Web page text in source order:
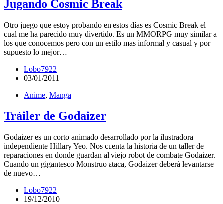
Jugando Cosmic Break
Otro juego que estoy probando en estos días es Cosmic Break el
cual me ha parecido muy divertido. Es un MMORPG muy similar a
los que conocemos pero con un estilo mas informal y casual y por
supuesto lo mejor…
Lobo7922
03/01/2011
Anime, Manga
Tráiler de Godaizer
Godaizer es un corto animado desarrollado por la ilustradora
independiente Hillary Yeo. Nos cuenta la historia de un taller de
reparaciones en donde guardan al viejo robot de combate Godaizer.
Cuando un gigantesco Monstruo ataca, Godaizer deberá levantarse
de nuevo…
Lobo7922
19/12/2010